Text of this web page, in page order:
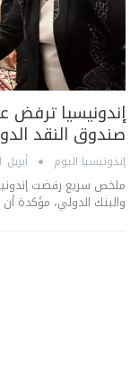
إندونيسيا ترفض
صندوق النقد
إندونيسيا اليوم أبريل 21, 2026
ملخص سريع رفضت
والبنك الدولي، مؤكدة أن